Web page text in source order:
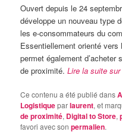
Ouvert depuis le 24
développe un nouveau type
les e-consommateurs du
Essentiellement orienté
permet également
de proximité.Lire la suite
Ce contenu a été publié dans
Logistiqueparlaurent, et
de proximité, Digital to Store,
favori avec sonpermalien.